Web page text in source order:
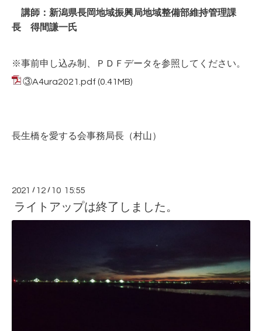
講師：新潟県長岡地域振興局地域整備部維持管理課
長 得間謙一氏
※事前申し込み制、ＰＤＦデータを参照してください。
③A4ura2021.pdf (0.41MB)
長生橋を愛する会事務局長（村山）
2021 / 12 / 10 15:55
ライトアップは終了しました。